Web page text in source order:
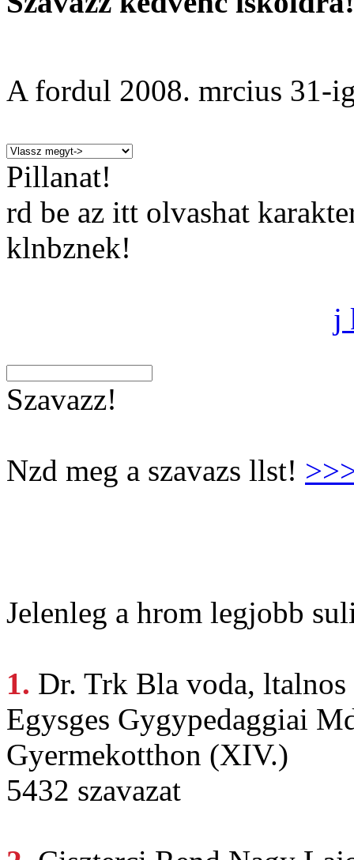
A fordul 2008. mrcius 31 -
Pillanat!
rd be az itt olvashat
klnbznek!
j
Szavazz!
Nzd meg a szavazs llst!
Jelenleg a hrom legjobb
1. Dr. Trk Bla voda,
Egysges Gygypedaggiai
Gyermekotthon (XIV.)
5432 szavazat